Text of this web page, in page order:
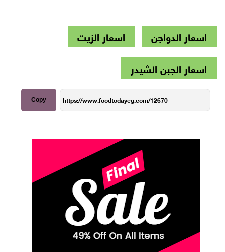
اسعار الدواجن
اسعار الزيت
اسعار الجبن الشيدر
Copy